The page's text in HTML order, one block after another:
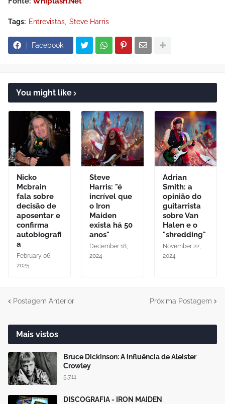
Tags: Entrevistas Steve Harris
Facebook
You might like
Nicko
Mcbrain
fala sobre
decisão de
aposentar e
confirma
autobiografi
a
February 06,
2025
Steve
Harris: "é
incrível que
o Iron
Maiden
exista há 50
anos"
December 18,
2024
Adrian
Smith: a
opinião do
guitarrista
sobre Van
Halen e o
"shredding"
November 22,
2024
Postagem Anterior Próxima Postagem
Mais vistos
Bruce Dickinson: A influência de Aleister
Crowley
5.7.11
DISCOGRAFIA - IRON MAIDEN